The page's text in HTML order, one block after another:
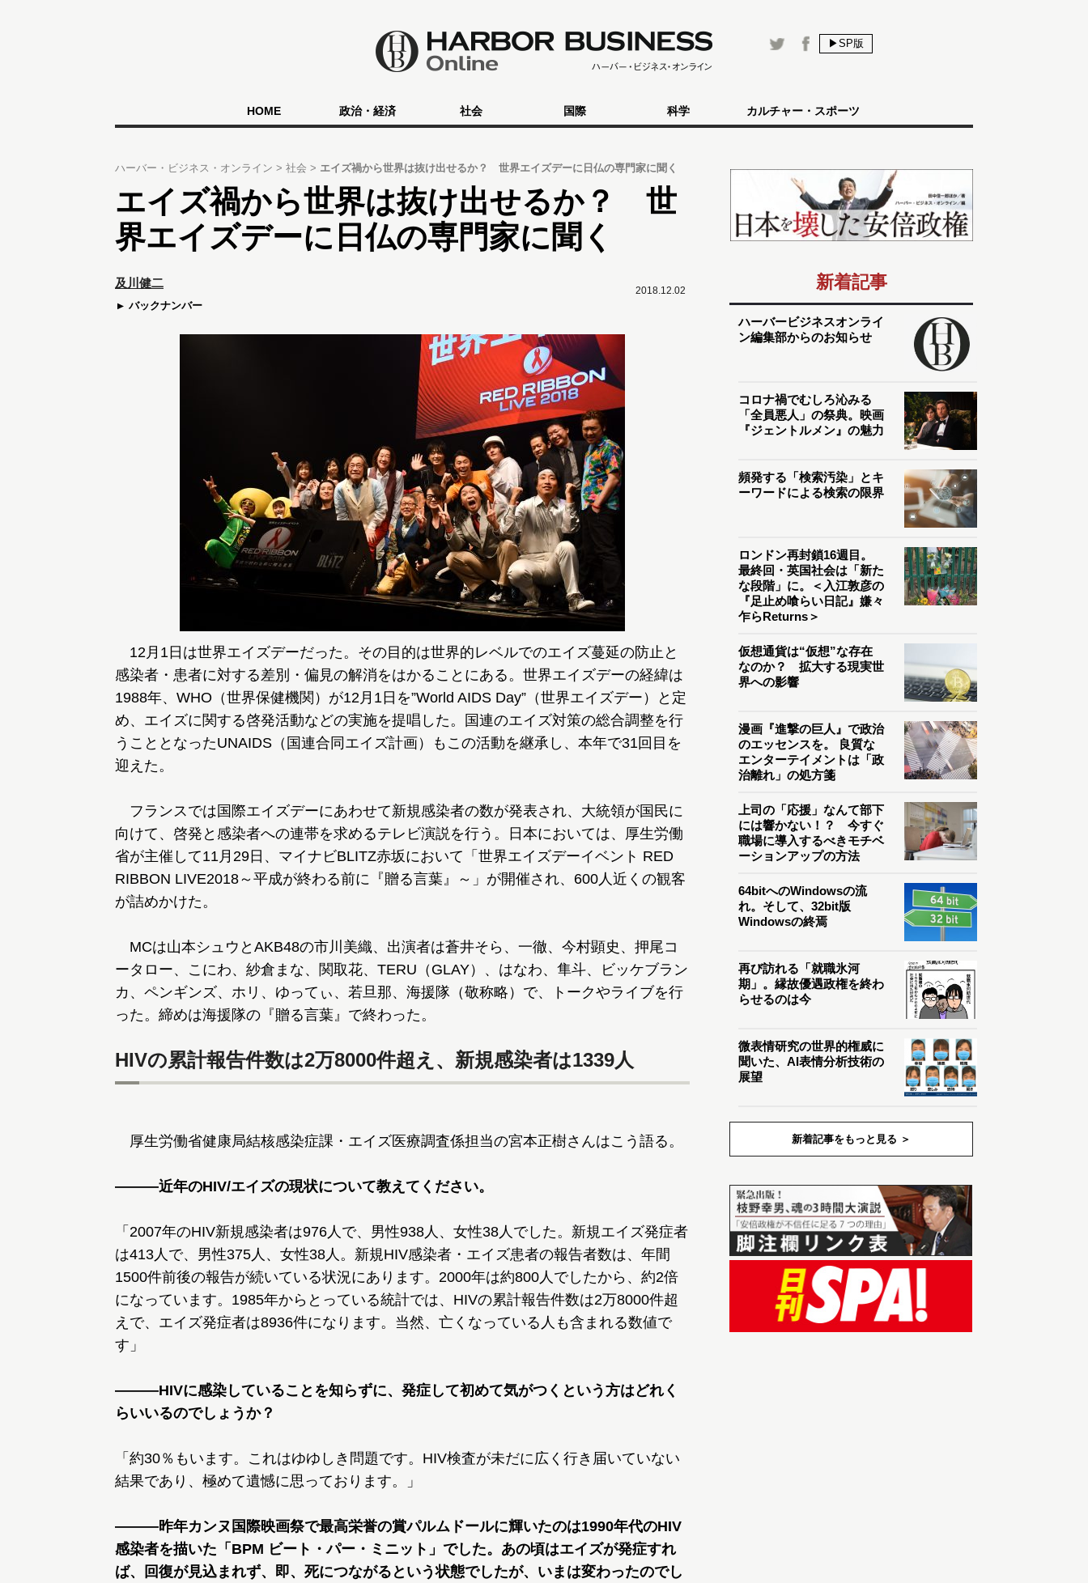
▶SP版
HOME 政治・経済 社会 国際 科学 カルチャー・スポーツ
ハーバー・ビジネス・オンライン 社会 エイズ禍から世界は抜け出せるか？ 世界エイズデーに日仏の専門家に聞く
エイズ禍から世界は抜け出せるか？ 世
界エイズデーに日仏の専門家に聞く
2018.12.02
及川健二
バックナンバー
12月1日は世界エイズデーだった。その目的は世界的レベルでのエイズ蔓延の防止と
感染者・患者に対する差別・偏見の解消をはかることにある。世界エイズデーの経緯は
1988年、WHO（世界保健機関）が12月1日を”World AIDS Day”（世界エイズデー）と定
め、エイズに関する啓発活動などの実施を提唱した。国連のエイズ対策の総合調整を行
うこととなったUNAIDS（国連合同エイズ計画）もこの活動を継承し、本年で31回目を
迎えた。
フランスでは国際エイズデーにあわせて新規感染者の数が発表され、大統領が国民に
向けて、啓発と感染者への連帯を求めるテレビ演説を行う。日本においては、厚生労働
省が主催して11月29日、マイナビBLITZ赤坂において「世界エイズデーイベント RED
RIBBON LIVE2018～平成が終わる前に『贈る言葉』～」が開催され、600人近くの観客
が詰めかけた。
MCは山本シュウとAKB48の市川美織、出演者は蒼井そら、一徹、今村顕史、押尾コ
ータロー、こにわ、紗倉まな、関取花、TERU（GLAY）、はなわ、隼斗、ビッケブラン
カ、ペンギンズ、ホリ、ゆってぃ、若旦那、海援隊（敬称略）で、トークやライブを行
った。締めは海援隊の『贈る言葉』で終わった。
HIVの累計報告件数は2万8000件超え、新規感染者は1339人
厚生労働省健康局結核感染症課・エイズ医療調査係担当の宮本正樹さんはこう語る。
―――近年のHIV/エイズの現状について教えてください。
「2007年のHIV新規感染者は976人で、男性938人、女性38人でした。新規エイズ発症者
は413人で、男性375人、女性38人。新規HIV感染者・エイズ患者の報告者数は、年間
1500件前後の報告が続いている状況にあります。2000年は約800人でしたから、約2倍
になっています。1985年からとっている統計では、HIVの累計報告件数は2万8000件超
えで、エイズ発症者は8936件になります。当然、亡くなっている人も含まれる数値で
す」
―――HIVに感染していることを知らずに、発症して初めて気がつくという方はどれく
らいいるのでしょうか？
「約30％もいます。これはゆゆしき問題です。HIV検査が未だに広く行き届いていない
結果であり、極めて遺憾に思っております。」
―――昨年カンヌ国際映画祭で最高栄誉の賞パルムドールに輝いたのは1990年代のHIV
感染者を描いた「BPM ビート・パー・ミニット」でした。あの頃はエイズが発症すれ
ば、回復が見込まれず、即、死につながるという状態でしたが、いまは変わったのでし
新着記事
ハーバービジネスオンライ
ン編集部からのお知らせ
コロナ禍でむしろ沁みる
「全員悪人」の祭典。映画
『ジェントルメン』の魅力
頻発する「検索汚染」とキ
ーワードによる検索の限界
ロンドン再封鎖16週目。
最終回・英国社会は「新た
な段階」に。＜入江敦彦の
『足止め喰らい日記』嫌々
乍らReturns＞
仮想通貨は“仮想”な存在
なのか？ 拡大する現実世
界への影響
漫画『進撃の巨人』で政治
のエッセンスを。 良質な
エンターテイメントは「政
治離れ」の処方箋
上司の「応援」なんて部下
には響かない！？ 今すぐ
職場に導入するべきモチベ
ーションアップの方法
64bitへのWindowsの流
れ。そして、32bit版
Windowsの終焉
再び訪れる「就職氷河
期」。縁故優遇政権を終わ
らせるのは今
微表情研究の世界的権威に
聞いた、AI表情分析技術の
展望
新着記事をもっと見る